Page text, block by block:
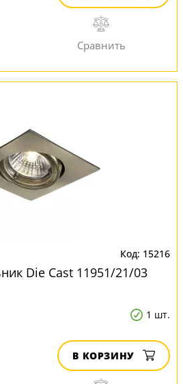
15216
Die Cast 11951/21/03
1 шт.
В КОРЗИНУ